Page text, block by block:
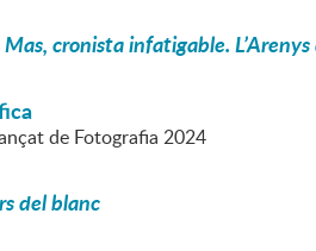
cronista infatigable.
de Fotografia 2024
del blanc